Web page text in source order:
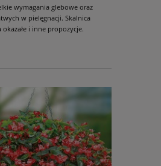
wymagania glebowe oraz
w pielęgnacji. Skalnica
i inne propozycje.